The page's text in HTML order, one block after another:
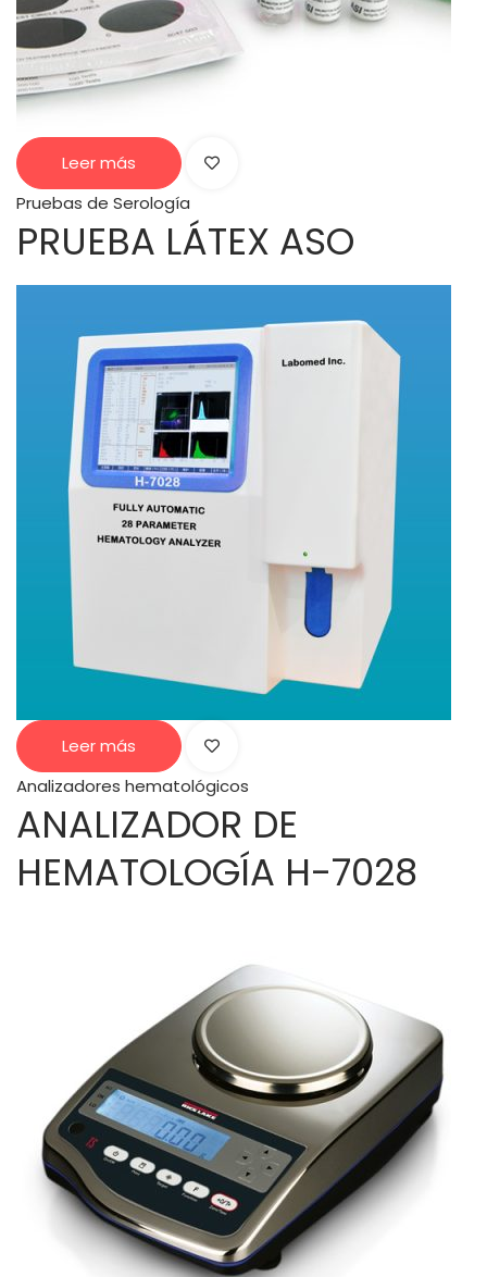
Leer más
Pruebas de Serología
PRUEBA LÁTEX ASO
Leer más
Analizadores hematológicos
ANALIZADOR DE
HEMATOLOGÍA H-7028